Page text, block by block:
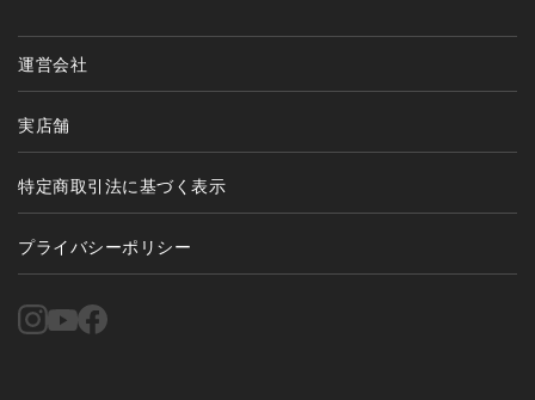
運営会社
実店舗
特定商取引法に基づく表示
プライバシーポリシー